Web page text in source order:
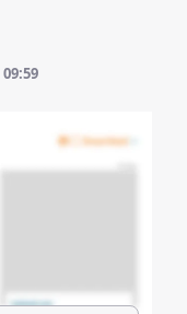
09:59